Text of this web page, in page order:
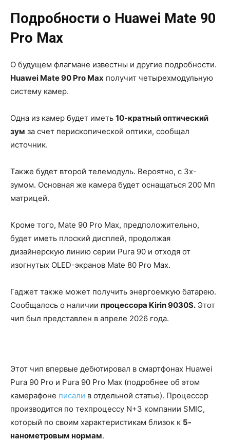
Подробности о Huawei Mate 90
Pro Max
О будущем флагмане известны и другие подробности.
Huawei Mate 90 Pro Max получит четырехмодульную
систему камер.
Одна из камер будет иметь 10-кратный оптический
зум за счет перископической оптики, сообщал
источник.
Также будет второй телемодуль. Вероятно, с 3х-
зумом. Основная же камера будет оснащаться 200 Мп
матрицей.
Кроме того, Mate 90 Pro Max, предположительно,
будет иметь плоский дисплей, продолжая
дизайнерскую линию серии Pura 90 и отходя от
изогнутых OLED-экранов Mate 80 Pro Max.
Гаджет также может получить энергоемкую батарею.
Сообщалось о наличии процессора Kirin 9030S. Этот
чип был представлен в апреле 2026 года.
Этот чип впервые дебютировал в смартфонах Huawei
Pura 90 Pro и Pura 90 Pro Max (подробнее об этом
камерафоне писали в отдельной статье). Процессор
производится по техпроцессу N+3 компании SMIC,
который по своим характеристикам близок к 5-
нанометровым нормам.